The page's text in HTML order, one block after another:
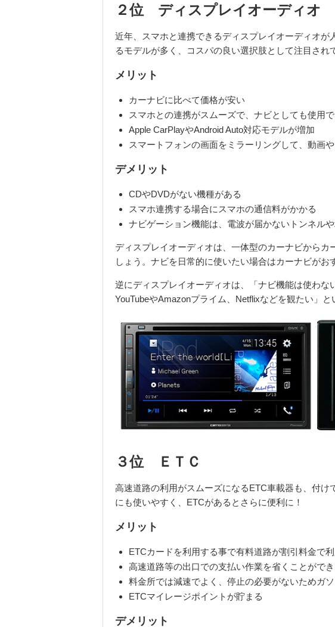
２位 ディスプレイオーディオ
近年、スマホと連携できるディスプレイオーディオ
るモデルが多く、コスパの良い選択肢として注目され
メリット
カーナビに比べて価格が安い
スマホとの連携がスムーズで、ナビとしても使用
Apple CarPlayやAndroid Auto対応モデルが増加
スマートフォンの画面をミラーリングして、動画
デメリット
CDやDVDがない機種がある
スマホ連携する場合にスマホの通信料がかかる
ナビゲーション機能は、電波が届かないトンネル
ディスプレイオーディオは、一体型のカーナビから
しょう。ナビを日常的に使いたい場合はカーナビがお
逆にディスプレイオーディオは、「ナビ機能は使わな
YouTubeやAmazonプライム、 Netflixなどを観たい」と
３位 ＥＴＣ
高速道路の利用がスムーズになるETC車載器も、付け
にも使いやすく、 ETCがあるとさらに便利に！
メリット
ETCカードを利用する事で有料道路が割引料金で
高速道路等の出口での支払い作業を省くことができ
料金所では減速でよく、停止の必要がないためガ
ETCマイレージポイントが貯まる
デメリット